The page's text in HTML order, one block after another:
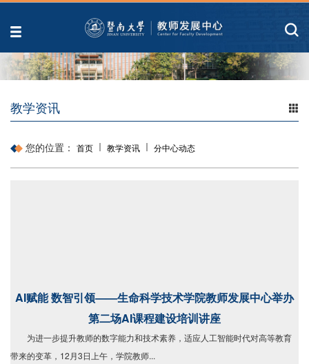
教学资讯
您的位置： 首页 教学资讯 分中心动态
AI赋能 数智引领——生命科学技术学院教师发展中心举办
第二场AI课程建设培训讲座
为进一步提升教师的数字能力和技术素养，适应人工智能时代对高等教育
带来的变革，12月3日上午，学院教师...